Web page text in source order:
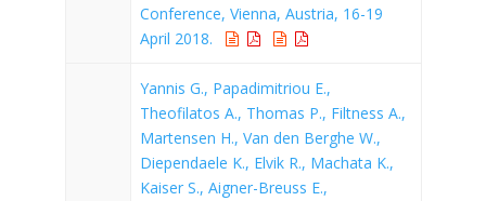
Conference, Vienna, Austria, 16-19
April 2018.
Yannis G., Papadimitriou E.,
Theofilatos A., Thomas P., Filtness A.,
Martensen H., Van den Berghe W.,
Diependaele K., Elvik R., Machata K.,
Kaiser S., Aigner-Breuss E.,